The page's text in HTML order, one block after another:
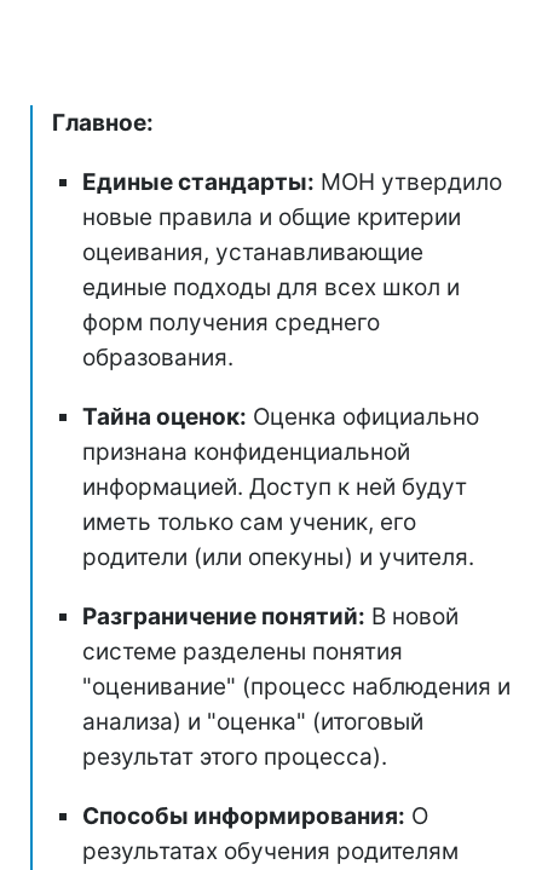
Главное:
Единые стандарты: МОН утвердило
новые правила и общие критерии
оцеивания, устанавливающие
единые подходы для всех школ и
форм получения среднего
образования.
Тайна оценок: Оценка официально
признана конфиденциальной
информацией. Доступ к ней будут
иметь только сам ученик, его
родители (или опекуны) и учителя.
Разграничение понятий: В новой
системе разделены понятия
"оценивание" (процесс наблюдения и
анализа) и "оценка" (итоговый
результат этого процесса).
Способы информирования: О
результатах обучения родителям